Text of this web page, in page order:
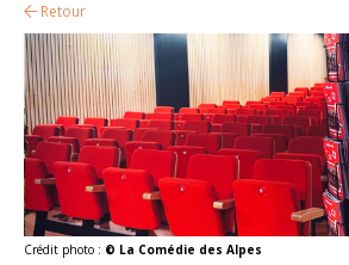
Retour
Crédit photo : © La Comédie des Alpes